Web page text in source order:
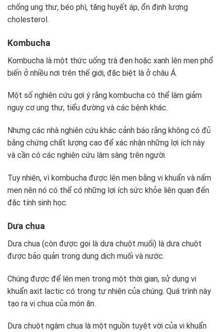
chống ung thư, béo phì, tăng huyết áp, ổn định lượng
cholesterol.
Kombucha
Kombucha là một thức uống trà đen hoặc xanh lên men phổ
biến ở nhiều nơi trên thế giới, đặc biệt là ở châu Á.
Một số nghiên cứu gợi ý rằng kombucha có thể làm giảm
nguy cơ ung thư, tiểu đường và các bệnh khác.
Nhưng các nhà nghiên cứu khác cảnh báo rằng không có đủ
bằng chứng chất lượng cao để xác nhận những lợi ích này
và cần có các nghiên cứu lâm sàng trên người.
Tuy nhiên, vì kombucha được lên men bằng vi khuẩn và nấm
men nên nó có thể có những lợi ích sức khỏe liên quan đến
đặc tính sinh học.
Dưa chua
Dưa chua (còn được gọi là dưa chuột muối) là dưa chuột
được bảo quản trong dung dịch muối và nước.
Chúng được để lên men trong một thời gian, sử dụng vi
khuẩn axit lactic có trong tự nhiên của chúng. Quá trình này
tạo ra vị chua của món ăn.
Dưa chuột ngâm chua là một nguồn tuyệt vời của vi khuẩn